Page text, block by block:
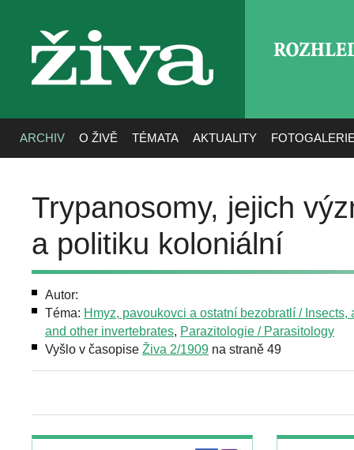
živa
ARCHIV O ŽIVĚ TÉMATA AKTUALITY
Trypanosomy, jejich
a politiku koloniální
Autor:
Téma: Hmyz, pavoukovci a ostatní bezobratlí / Insects,
and other invertebrates, Parazitologie / Parasitology
Vyšlo v časopise Živa 2/1909 na straně 49